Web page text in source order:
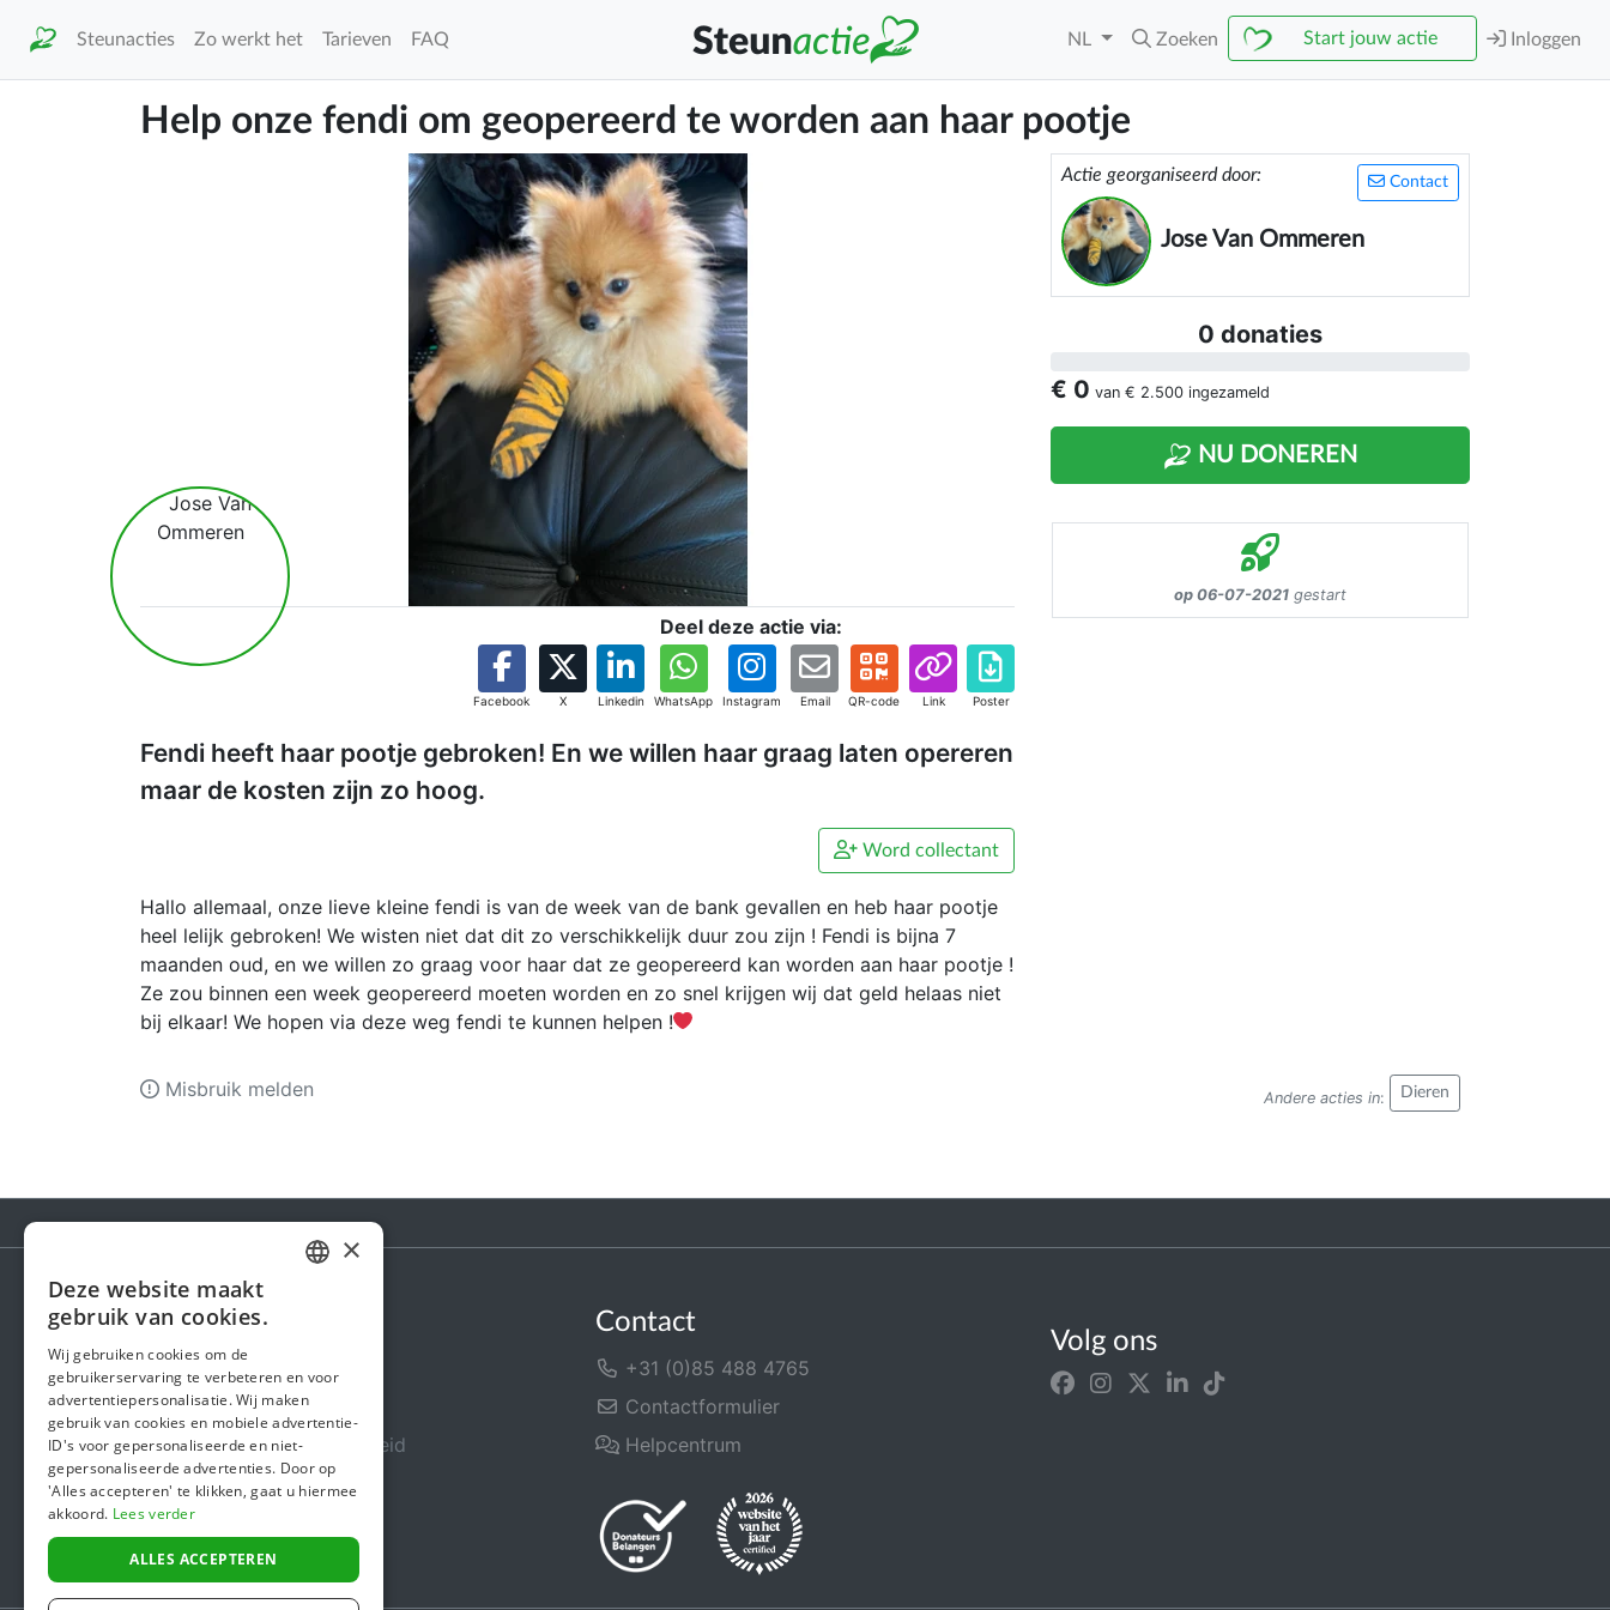
Steunacties Zo werkt het Tarieven FAQ NL Zoeken Start jouw actie Inloggen
Help onze fendi om geopereerd te worden aan haar pootje
Deel deze actie via:
Facebook X Linkedin WhatsApp Instagram Email QR-code Link Poster
Fendi heeft haar pootje gebroken! En we willen haar graag laten opereren
maar de kosten zijn zo hoog.
Word collectant
Hallo allemaal, onze lieve kleine fendi is van de week van de bank gevallen en heb haar pootje
heel lelijk gebroken! We wisten niet dat dit zo verschikkelijk duur zou zijn ! Fendi is bijna 7
maanden oud, en we willen zo graag voor haar dat ze geopereerd kan worden aan haar pootje !
Ze zou binnen een week geopereerd moeten worden en zo snel krijgen wij dat geld helaas niet
bij elkaar! We hopen via deze weg fendi te kunnen helpen !
Contact
Actie georganiseerd door:
Jose Van Ommeren
0 donaties
€ 0 van € 2.500 ingezameld
NU DONEREN
op 06-07-2021 gestart
Andere acties in: Dieren
Misbruik melden
Steunactie
Over ons
In de media
Veiligheid & Betrouwbaarheid
Algemene voorwaarden
Privacybeleid
Cookiebeleid
Contact
+31 (0)85 488 4765
Contactformulier
Helpcentrum
Volg ons
ENGLISH
×
Deze website maakt
gebruik van cookies.
Wij gebruiken cookies om de
gebruikerservaring te verbeteren en voor
advertentiepersonalisatie. Wij maken
gebruik van cookies en mobiele advertentie-
ID's voor gepersonaliseerde en niet-
gepersonaliseerde advertenties. Door op
'Alles accepteren' te klikken, gaat u hiermee
akkoord. Lees verder
ALLES ACCEPTEREN